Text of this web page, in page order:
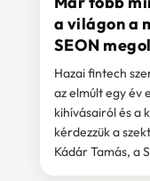
a világon a
SEON
Hazai fintech
az elmúlt egy év
kihívásairól és a
kérdezzük a
Kádár Tamás, a